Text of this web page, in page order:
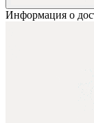
Информация о